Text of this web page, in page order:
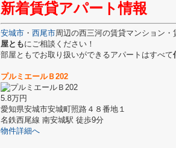
新着賃貸アパート情報
安城市 ・ 西尾市周辺の西三河の賃貸マンション
屋ともにご相談ください！
部屋ともでお取り扱いができるアパートはすべて
プルミエールＢ202
5.8万円
愛知県安城市安城町照路４８番地１
名鉄西尾線 南安城駅 徒歩9分
物件詳細へ